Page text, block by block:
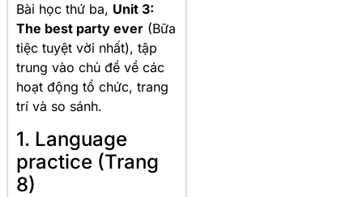
Bài học thứ ba, Unit 3:
The best party ever (Bữa
tiệc tuyệt vời nhất), tập
trung vào chủ đề về các
hoạt động tổ chức, trang
trí và so sánh.
1. Language
practice (Trang
8)